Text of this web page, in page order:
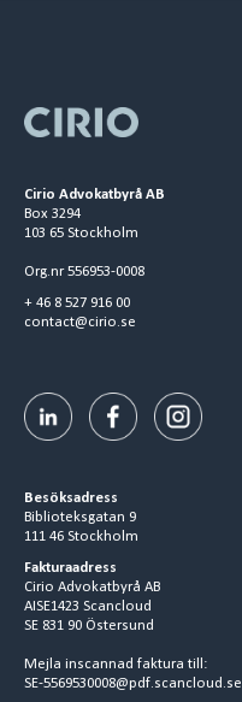
Cirio Advokatbyrå AB
Box 3294
103 65 Stockholm
Org.nr 556953-0008
+ 46 8 527 916 00
contact@cirio.se
Besöksadress
Biblioteksgatan 9
111 46 Stockholm
Fakturaadress
Cirio Advokatbyrå AB
AISE1423 Scancloud
SE 831 90 Östersund
Mejla inscannad faktura till:
SE-5569530008@pdf.scancloud.se